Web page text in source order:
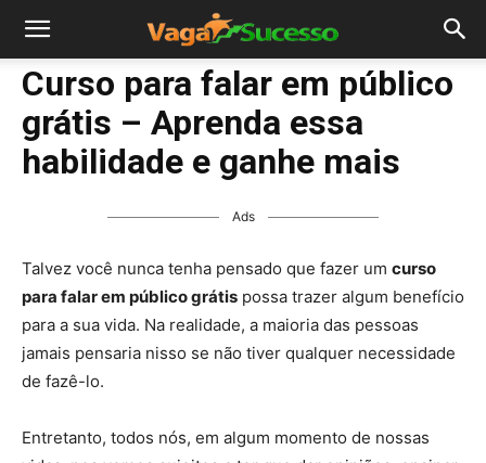
Curso para falar em público
grátis – Aprenda essa
habilidade e ganhe mais
Ads
Talvez você nunca tenha pensado que fazer um curso
para falar em público grátis possa trazer algum benefício
para a sua vida. Na realidade, a maioria das pessoas
jamais pensaria nisso se não tiver qualquer necessidade
de fazê-lo.
Entretanto, todos nós, em algum momento de nossas